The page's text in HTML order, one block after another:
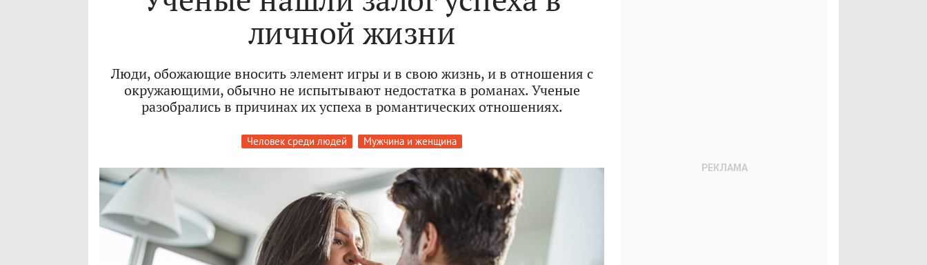
личной жизни
Люди, обожающие вносить элемент игры и в свою жизнь, и в отношения с
окружающими, обычно не испытывают недостатка в романах. Ученые
разобрались в причинах их успеха в романтических отношениях.
Человек среди людей Мужчина и женщина